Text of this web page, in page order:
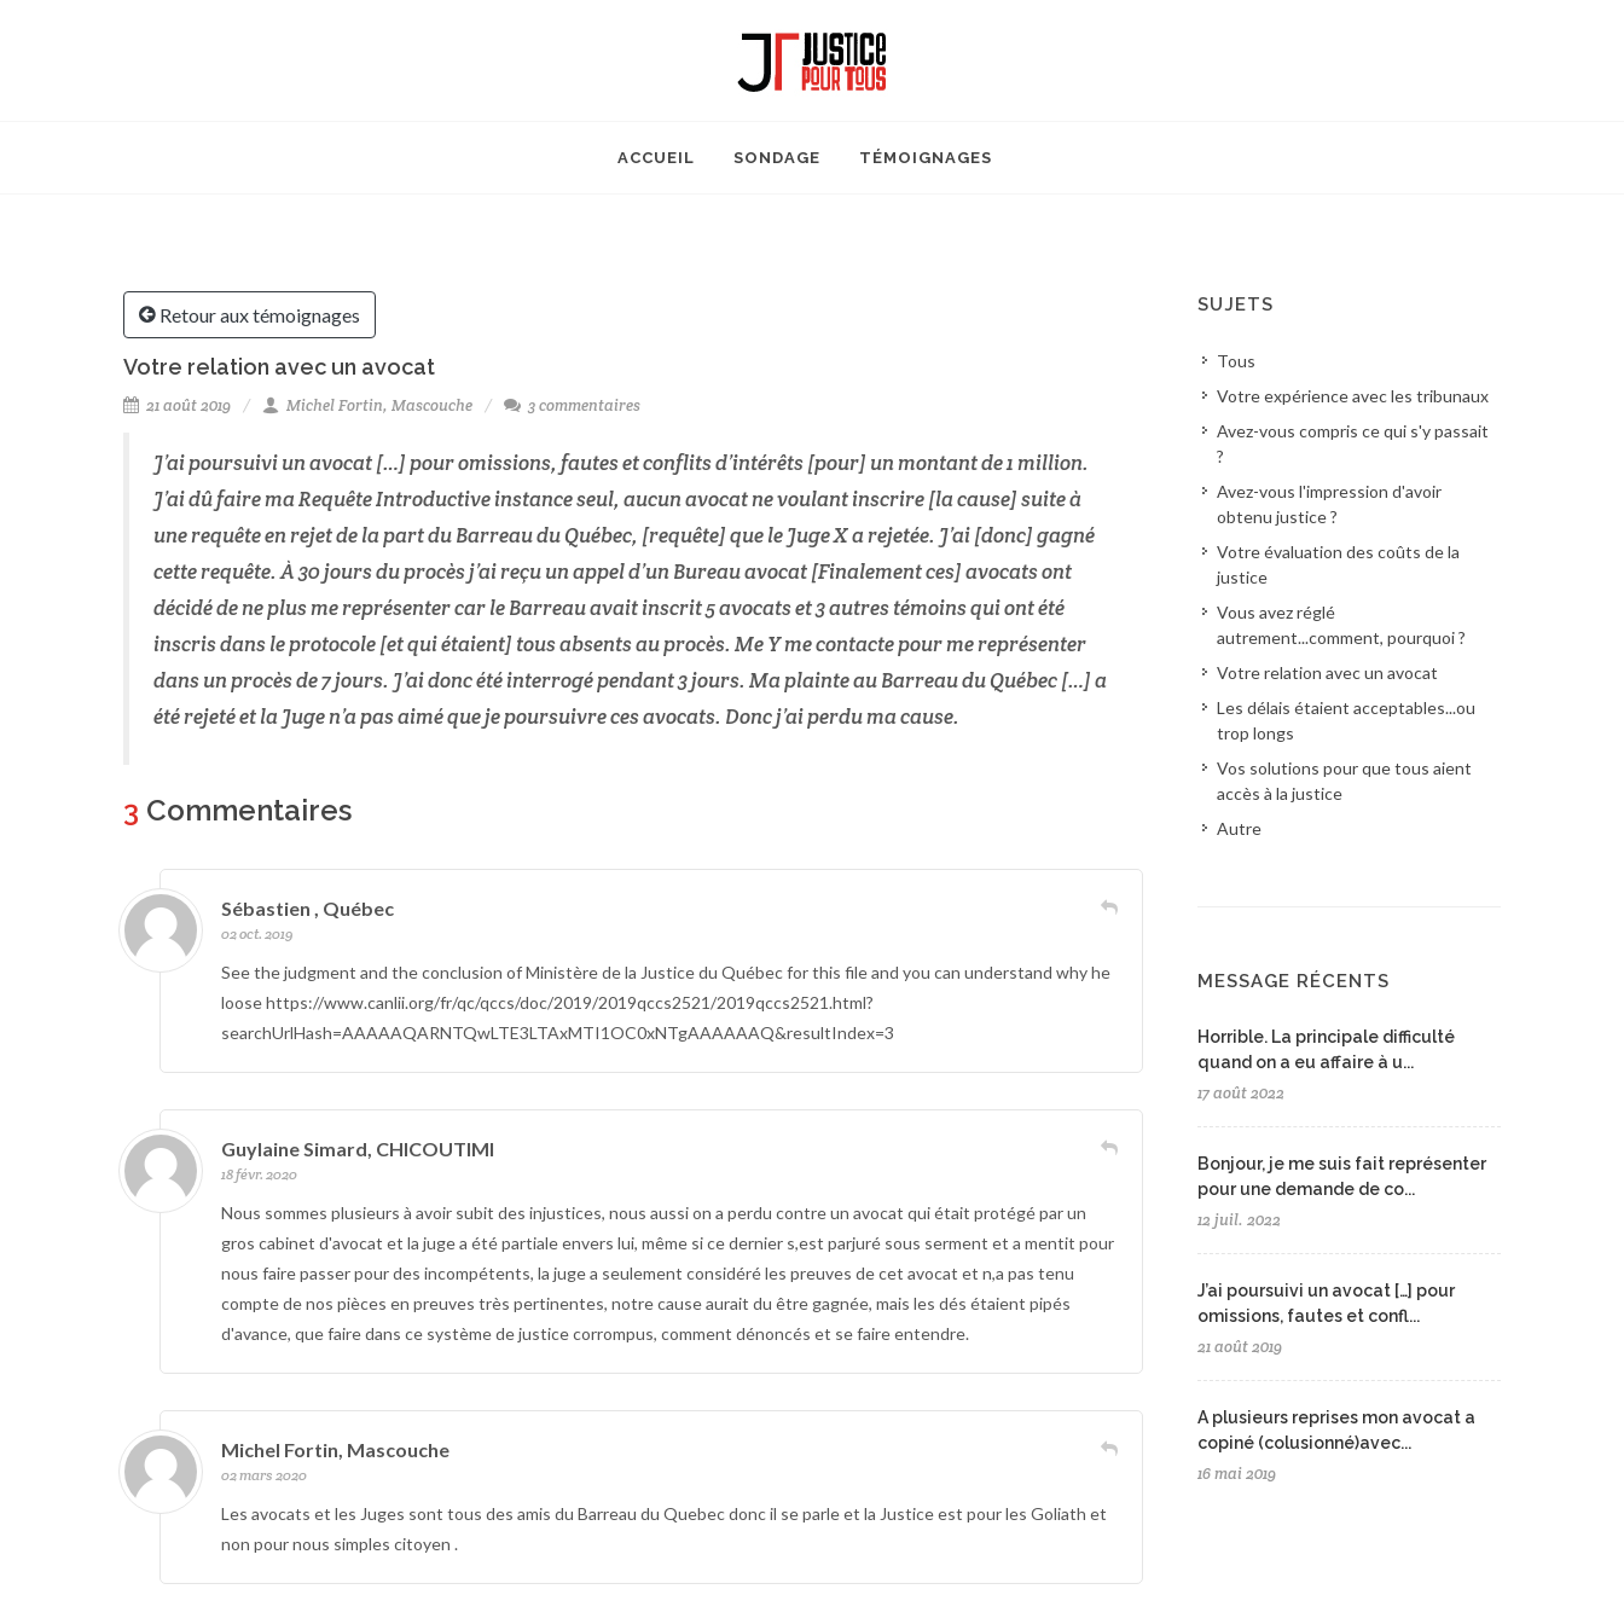
ACCUEIL SONDAGE TÉMOIGNAGES
Retour aux témoignages
Votre relation avec un avocat
21 août 2019 Michel Fortin, Mascouche 3 commentaires
J’ai poursuivi un avocat […] pour omissions, fautes et conflits d’intérêts [pour] un montant de 1 million.
J’ai dû faire ma Requête Introductive instance seul, aucun avocat ne voulant inscrire [la cause] suite à
une requête en rejet de la part du Barreau du Québec, [requête] que le Juge X a rejetée. J’ai [donc] gagné
cette requête. À 30 jours du procès j’ai reçu un appel d’un Bureau avocat [Finalement ces] avocats ont
décidé de ne plus me représenter car le Barreau avait inscrit 5 avocats et 3 autres témoins qui ont été
inscris dans le protocole [et qui étaient] tous absents au procès. Me Y me contacte pour me représenter
dans un procès de 7 jours. J’ai donc été interrogé pendant 3 jours. Ma plainte au Barreau du Québec […] a
été rejeté et la Juge n’a pas aimé que je poursuivre ces avocats. Donc j’ai perdu ma cause.
3 Commentaires
Sébastien , Québec
02 oct. 2019
See the judgment and the conclusion of Ministère de la Justice du Québec for this file and you can understand why he
loose https://www.canlii.org/fr/qc/qccs/doc/2019/2019qccs2521/2019qccs2521.html?
searchUrlHash=AAAAAQARNTQwLTE3LTAxMTI1OC0xNTgAAAAAAQ&resultIndex=3
Guylaine Simard, CHICOUTIMI
18 févr. 2020
Nous sommes plusieurs à avoir subit des injustices, nous aussi on a perdu contre un avocat qui était protégé par un
gros cabinet d'avocat et la juge a été partiale envers lui, même si ce dernier s,est parjuré sous serment et a mentit pour
nous faire passer pour des incompétents, la juge a seulement considéré les preuves de cet avocat et n,a pas tenu
compte de nos pièces en preuves très pertinentes, notre cause aurait du être gagnée, mais les dés étaient pipés
d'avance, que faire dans ce système de justice corrompus, comment dénoncés et se faire entendre.
Michel Fortin, Mascouche
02 mars 2020
Les avocats et les Juges sont tous des amis du Barreau du Quebec donc il se parle et la Justice est pour les Goliath et
non pour nous simples citoyen .
SUJETS
Tous
Votre expérience avec les tribunaux
Avez-vous compris ce qui s'y passait
?
Avez-vous l'impression d'avoir
obtenu justice ?
Votre évaluation des coûts de la
justice
Vous avez réglé
autrement...comment, pourquoi ?
Votre relation avec un avocat
Les délais étaient acceptables...ou
trop longs
Vos solutions pour que tous aient
accès à la justice
Autre
MESSAGE RÉCENTS
Horrible. La principale difficulté
quand on a eu affaire à u...
17 août 2022
Bonjour, je me suis fait représenter
pour une demande de co...
12 juil. 2022
J’ai poursuivi un avocat […] pour
omissions, fautes et confl...
21 août 2019
A plusieurs reprises mon avocat a
copiné (colusionné)avec...
16 mai 2019